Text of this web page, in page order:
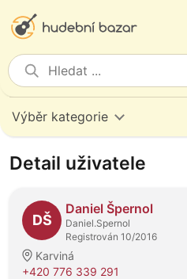
Výběr kategorie
Detail uživatele
DŠ
Daniel Špernol
Daniel.Spernol
Registrován 10/2016
Karviná
+420 776 339 291